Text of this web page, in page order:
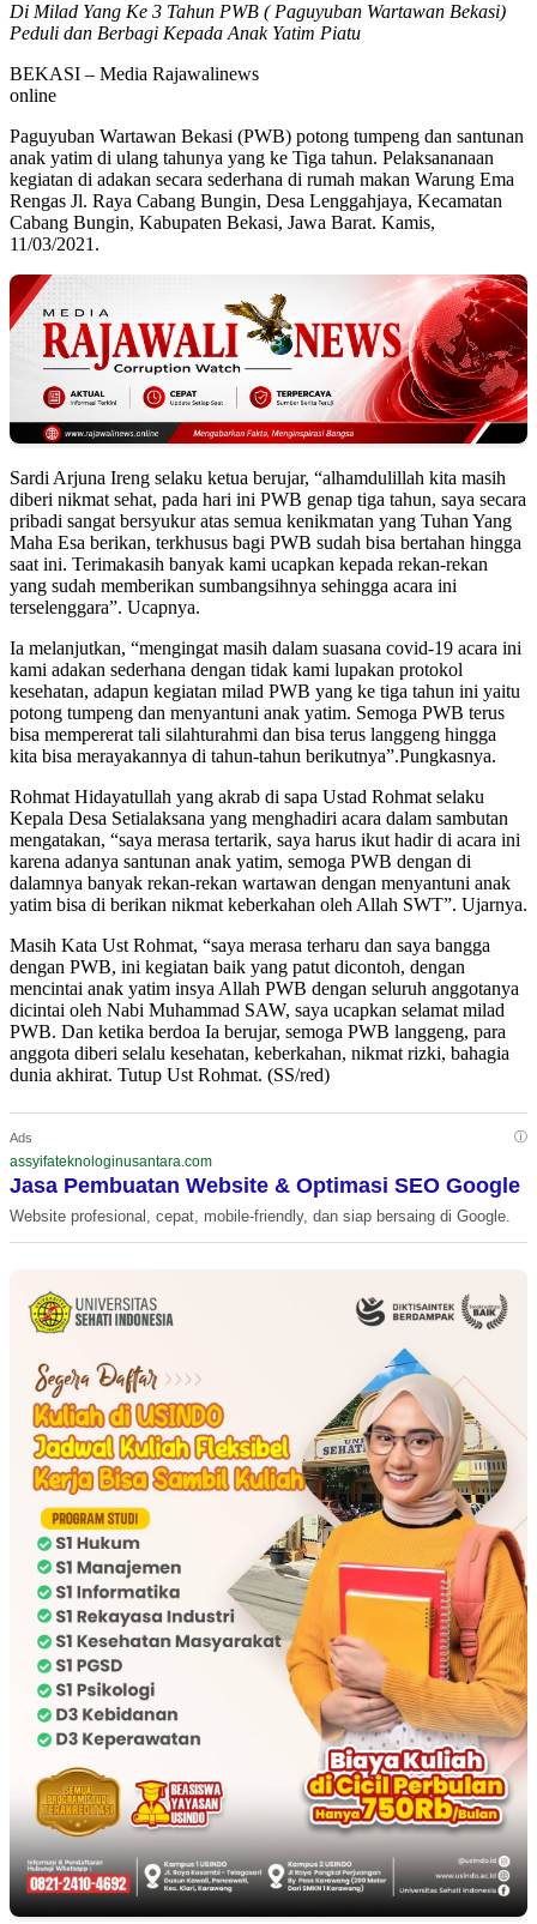
Di Milad Yang Ke 3 Tahun PWB ( Paguyuban Wartawan Bekasi)
Peduli dan Berbagi Kepada Anak Yatim Piatu
BEKASI – Media Rajawalinews
online
Paguyuban Wartawan Bekasi (PWB) potong tumpeng dan santunan
anak yatim di ulang tahunya yang ke Tiga tahun. Pelaksananaan
kegiatan di adakan secara sederhana di rumah makan Warung Ema
Rengas Jl. Raya Cabang Bungin, Desa Lenggahjaya, Kecamatan
Cabang Bungin, Kabupaten Bekasi, Jawa Barat. Kamis,
11/03/2021.
Sardi Arjuna Ireng selaku ketua berujar, “alhamdulillah kita masih
diberi nikmat sehat, pada hari ini PWB genap tiga tahun, saya secara
pribadi sangat bersyukur atas semua kenikmatan yang Tuhan Yang
Maha Esa berikan, terkhusus bagi PWB sudah bisa bertahan hingga
saat ini. Terimakasih banyak kami ucapkan kepada rekan-rekan
yang sudah memberikan sumbangsihnya sehingga acara ini
terselenggara”. Ucapnya.
Ia melanjutkan, “mengingat masih dalam suasana covid-19 acara ini
kami adakan sederhana dengan tidak kami lupakan protokol
kesehatan, adapun kegiatan milad PWB yang ke tiga tahun ini yaitu
potong tumpeng dan menyantuni anak yatim. Semoga PWB terus
bisa mempererat tali silahturahmi dan bisa terus langgeng hingga
kita bisa merayakannya di tahun-tahun berikutnya”.Pungkasnya.
Rohmat Hidayatullah yang akrab di sapa Ustad Rohmat selaku
Kepala Desa Setialaksana yang menghadiri acara dalam sambutan
mengatakan, “saya merasa tertarik, saya harus ikut hadir di acara ini
karena adanya santunan anak yatim, semoga PWB dengan di
dalamnya banyak rekan-rekan wartawan dengan menyantuni anak
yatim bisa di berikan nikmat keberkahan oleh Allah SWT”. Ujarnya.
Masih Kata Ust Rohmat, “saya merasa terharu dan saya bangga
dengan PWB, ini kegiatan baik yang patut dicontoh, dengan
mencintai anak yatim insya Allah PWB dengan seluruh anggotanya
dicintai oleh Nabi Muhammad SAW, saya ucapkan selamat milad
PWB. Dan ketika berdoa Ia berujar, semoga PWB langgeng, para
anggota diberi selalu kesehatan, keberkahan, nikmat rizki, bahagia
dunia akhirat. Tutup Ust Rohmat. (SS/red)
Ads ⓘ
assyifateknologinusantara.com
Jasa Pembuatan Website & Optimasi SEO Google
Website profesional, cepat, mobile-friendly, dan siap bersaing di Google.